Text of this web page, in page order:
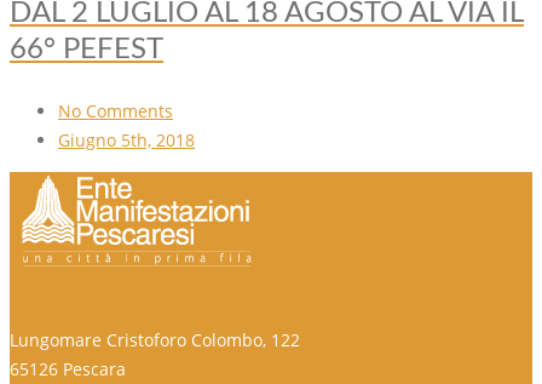
DAL 2 LUGLIO AL 18 AGOSTO AL VIA IL
66° PEFEST
No Comments
Giugno 5th, 2018
Lungomare Cristoforo Colombo, 122
65126 Pescara